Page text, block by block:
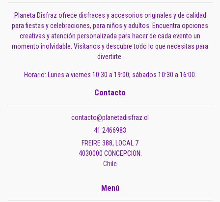
Planeta Disfraz ofrece disfraces y accesorios originales y de calidad
para fiestas y celebraciones, para niños y adultos. Encuentra opciones
creativas y atención personalizada para hacer de cada evento un
momento inolvidable. Visítanos y descubre todo lo que necesitas para
divertirte.
Horario: Lunes a viernes 10:30 a 19:00; sábados 10:30 a 16:00.
Contacto
contacto@planetadisfraz.cl
41 2466983
FREIRE 388, LOCAL 7
4030000 CONCEPCION:
Chile
Menú